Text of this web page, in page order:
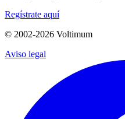
Regístrate aquí
© 2002-2026 Voltimum
Aviso legal